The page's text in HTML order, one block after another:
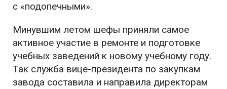
с «подопечными».
Минувшим летом шефы приняли самое
активное участие в ремонте и подготовке
учебных заведений к новому учебному году.
Так служба вице-президента по закупкам
завода составила и направила директорам